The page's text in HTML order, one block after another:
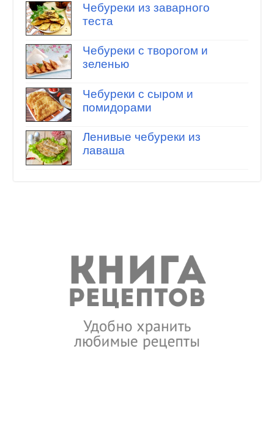
Чебуреки из заварного
теста
Чебуреки с творогом и
зеленью
Чебуреки с сыром и
помидорами
Ленивые чебуреки из
лаваша